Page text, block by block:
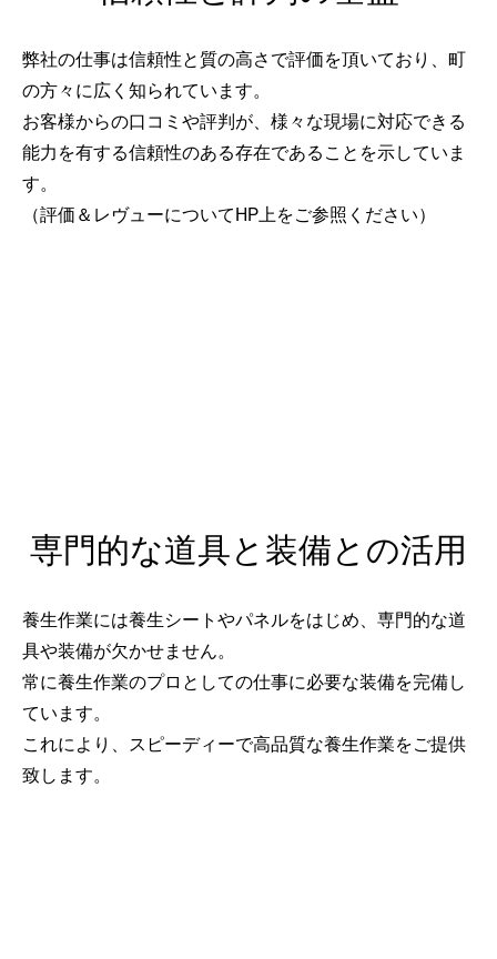
弊社の仕事は信頼性と質の高さで評価を頂いており、町
の方々に広く知られています。
お客様からの口コミや評判が、様々な現場に対応できる
能力を有する信頼性のある存在であることを示していま
す。
（評価＆レヴューについてHP上をご参照ください）
専門的な道具と装備との活用
養生作業には養生シートやパネルをはじめ、専門的な道
具や装備が欠かせません。
常に養生作業のプロとしての仕事に必要な装備を完備し
ています。
これにより、スピーディーで高品質な養生作業をご提供
致します。